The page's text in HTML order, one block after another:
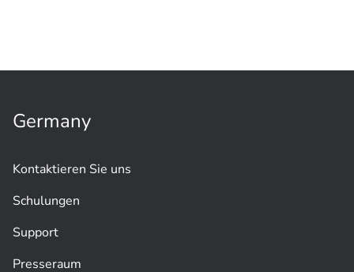
Germany
Kontaktieren Sie uns
Schulungen
Support
Presseraum